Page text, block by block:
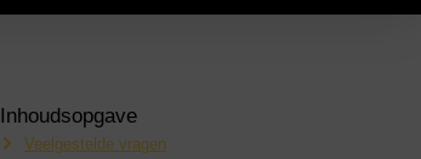
Inhoudsopgave
Veelgestelde vragen